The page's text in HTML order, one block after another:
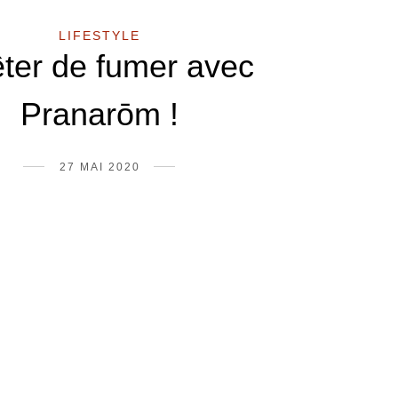
LIFESTYLE
de fumer avec
Pranarōm !
27 MAI 2020